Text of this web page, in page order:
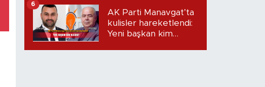
Dudak uçuklatan
iddialar!
AK Parti Manavgat’ta
kulisler hareketlendi:
Yeni başkan kim
6